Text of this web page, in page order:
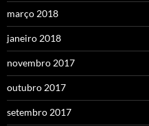
março 2018
janeiro 2018
novembro 2017
outubro 2017
setembro 2017